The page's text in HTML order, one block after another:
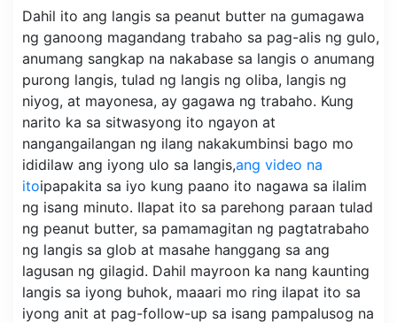
Dahil ito ang langis sa peanut butter na gumagawa
ng ganoong magandang trabaho sa pag-alis ng gulo,
anumang sangkap na nakabase sa langis o anumang
purong langis, tulad ng langis ng oliba, langis ng
niyog, at mayonesa, ay gagawa ng trabaho. Kung
narito ka sa sitwasyong ito ngayon at
nangangailangan ng ilang nakakumbinsi bago mo
ididilaw ang iyong ulo sa langis,ang video na
itoipapakita sa iyo kung paano ito nagawa sa ilalim
ng isang minuto. Ilapat ito sa parehong paraan tulad
ng peanut butter, sa pamamagitan ng pagtatrabaho
ng langis sa glob at masahe hanggang sa ang
lagusan ng gilagid. Dahil mayroon ka nang kaunting
langis sa iyong buhok, maaari mo ring ilapat ito sa
iyong anit at pag-follow-up sa isang pampalusog na